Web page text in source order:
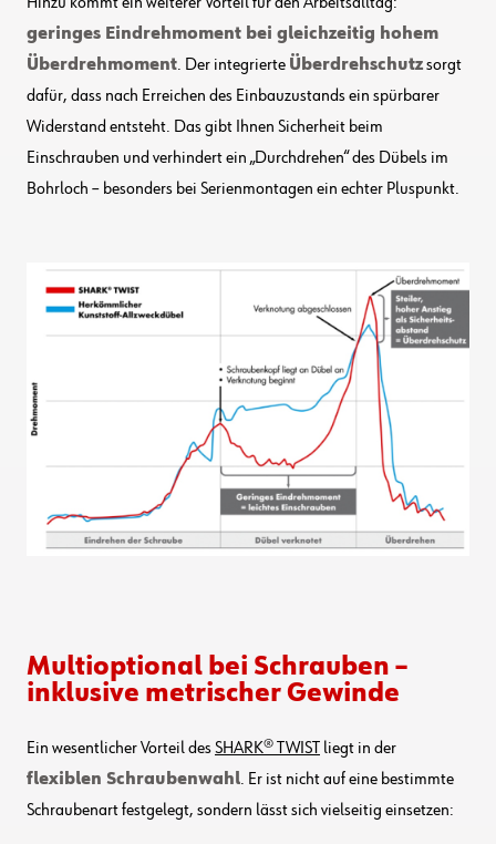
geringes Eindrehmoment bei gleichzeitig hohem
Überdrehmoment. Der integrierte Überdrehschutzsorgt
dafür, dass nach Erreichen des Einbauzustands ein spürbarer
Widerstand entsteht. Das gibt Ihnen Sicherheit beim
Einschrauben und verhindert ein „Durchdrehen“ des Dübels im
Bohrloch – besonders bei Serienmontagen ein echter Pluspunkt.
Multioptional bei Schrauben –
inklusive metrischer Gewinde
Ein wesentlicher Vorteil desSHARK® TWIST liegt in der
flexiblen Schraubenwahl. Er ist nicht auf eine bestimmte
Schraubenart festgelegt, sondern lässt sich vielseitig einsetzen: